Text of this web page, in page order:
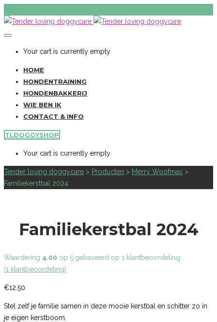
Your cart is currently empty
HOME
HONDENTRAINING
HONDENBAKKERIJ
WIE BEN IK
CONTACT & INFO
TLDOGGYSHOP
Your cart is currently empty
Tender loving doggycare > Producten > Merry Woofmas >
Familiekerstbal 2024
Familiekerstbal 2024
Waardering 4.00 op 5 gebaseerd op 1 klantbeoordeling
(1 klantbeoordeling)
€12.50
Stel zelf je familie samen in deze mooie kerstbal en schitter zo in
je eigen kerstboom.